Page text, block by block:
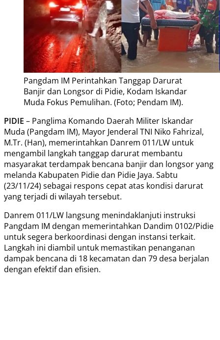
Pangdam IM Perintahkan Tanggap Darurat
Banjir dan Longsor di Pidie, Kodam Iskandar
Muda Fokus Pemulihan. (Foto; Pendam IM).
PIDIE – Panglima Komando Daerah Militer Iskandar
Muda (Pangdam IM), Mayor Jenderal TNI Niko Fahrizal,
M.Tr. (Han), memerintahkan Danrem 011/LW untuk
mengambil langkah tanggap darurat membantu
masyarakat terdampak bencana banjir dan longsor yang
melanda Kabupaten Pidie dan Pidie Jaya. Sabtu
(23/11/24) sebagai respons cepat atas kondisi darurat
yang terjadi di wilayah tersebut.
Danrem 011/LW langsung menindaklanjuti instruksi
Pangdam IM dengan memerintahkan Dandim 0102/Pidie
untuk segera berkoordinasi dengan instansi terkait.
Langkah ini diambil untuk memastikan penanganan
dampak bencana di 18 kecamatan dan 79 desa berjalan
dengan efektif dan efisien.